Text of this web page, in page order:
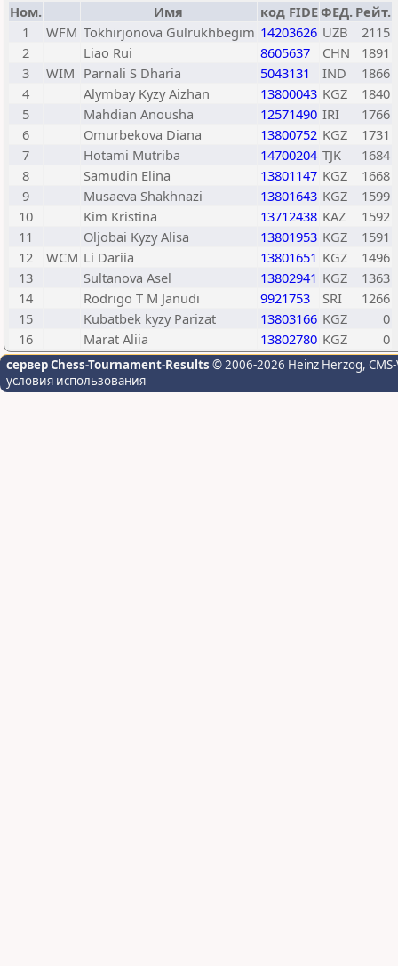
Ном. Имя код FIDEФЕД. Рейт.
1
WFM Tokhirjonova Gulrukhbegim 14203626 UZB
2115
2
Liao Rui 8605637 CHN
1891
3
WIM Parnali S Dharia 5043131 IND
1866
4
Alymbay Kyzy Aizhan 13800043 KGZ
1840
5
Mahdian Anousha 12571490 IRI
1766
6
Omurbekova Diana 13800752 KGZ
1731
7
Hotami Mutriba 14700204 TJK
1684
8
Samudin Elina 13801147 KGZ
1668
9
Musaeva Shakhnazi 13801643 KGZ
1599
10
Kim Kristina 13712438 KAZ
1592
11
Oljobai Kyzy Alisa 13801953 KGZ
1591
12
WCM Li Dariia 13801651 KGZ
1496
13
Sultanova Asel 13802941 KGZ
1363
14
Rodrigo T M Janudi 9921753 SRI
1266
15
Kubatbek kyzy Parizat 13803166 KGZ
0
16
Marat Aliia 13802780 KGZ 0
сервер Chess-Tournament-Results © 2006-2026 Heinz Herzog,
условия использования